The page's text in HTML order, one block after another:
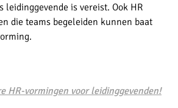
leidinggevende is vereist. Ook HR
die teams begeleiden kunnen baat
HR-vormingen voor leidinggevenden!